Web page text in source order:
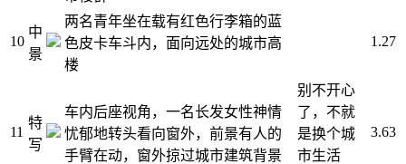
10
中
景
两名青年坐在载有红色行李箱的蓝
色皮卡车斗内，面向远处的城市高
楼
1.27
11
特
写
车内后座视角，一名长发女性神情
忧郁地转头看向窗外，前景有人的
手臂在动，窗外掠过城市建筑背景
别不开心
了，不就
是换个城
市生活
3.63